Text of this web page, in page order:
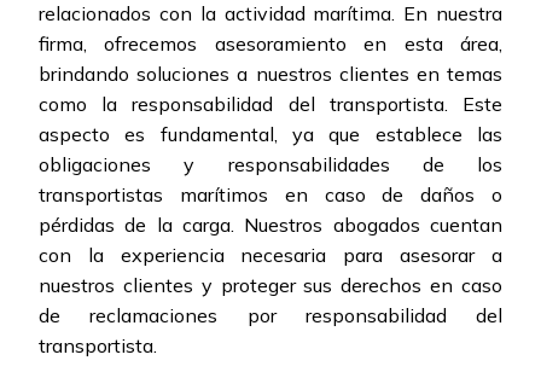
relacionados con la actividad marítima. En nuestra
firma, ofrecemos asesoramiento en esta área,
brindando soluciones a nuestros clientes en temas
como la responsabilidad del transportista. Este
aspecto es fundamental, ya que establece las
obligaciones y responsabilidades de los
transportistas marítimos en caso de daños o
pérdidas de la carga. Nuestros abogados cuentan
con la experiencia necesaria para asesorar a
nuestros clientes y proteger sus derechos en caso
de reclamaciones por responsabilidad del
transportista.